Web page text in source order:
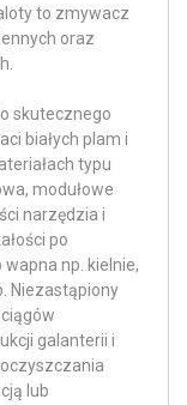
to zmywacz
oraz
skutecznego
białych plam i
typu
modułowe
narzędzia i
po
np. kielnie,
Niezastąpiony
galanterii i
lub